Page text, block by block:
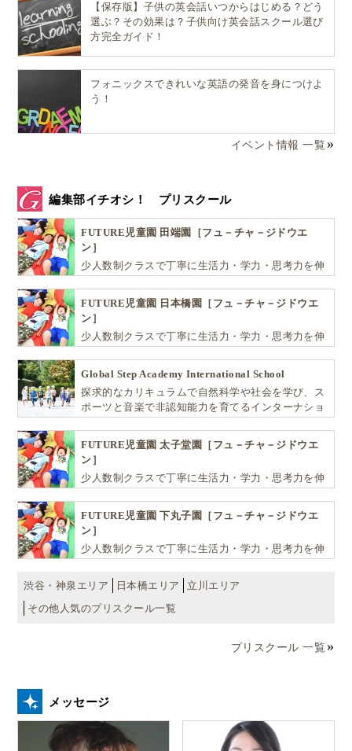
【保存版】子供の英会話いつからはじめる？どう
選ぶ？その効果は？子供向け英会話スクール選び
方完全ガイド！
フォニックスできれいな英語の発音を身につけよ
う！
イベント情報 一覧
編集部イチオシ！ プリスクール
FUTURE児童園 田端園［フュ－チャ－ジドウエ
ン］
少人数制クラスで丁寧に生活力・学力・思考力を伸
FUTURE児童園 日本橋園［フュ－チャ－ジドウエ
ン］
少人数制クラスで丁寧に生活力・学力・思考力を伸
Global Step Academy International School
探求的なカリキュラムで自然科学や社会を学び、ス
ポーツと音楽で非認知能力を育てるインターナショ
FUTURE児童園 太子堂園［フュ－チャ－ジドウエ
ン］
少人数制クラスで丁寧に生活力・学力・思考力を伸
FUTURE児童園 下丸子園［フュ－チャ－ジドウエ
ン］
少人数制クラスで丁寧に生活力・学力・思考力を伸
渋谷・神泉エリア
日本橋エリア
立川エリア
その他人気のプリスクール一覧
プリスクール 一覧
メッセージ